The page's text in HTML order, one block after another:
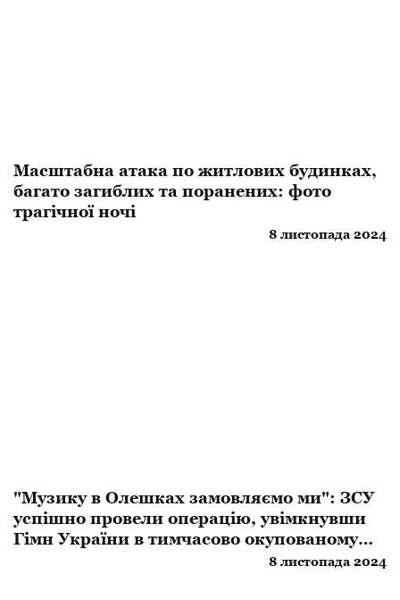
Масштабна атака по житлових будинках,
багато загиблих та поранених: фото
трагічної ночі
8 листопада 2024
​"Музику в Олешках замовляємо ми": ЗСУ
успішно провели операцію, увімкнувши
Гімн України в тимчасово окупованому
8 листопада 2024